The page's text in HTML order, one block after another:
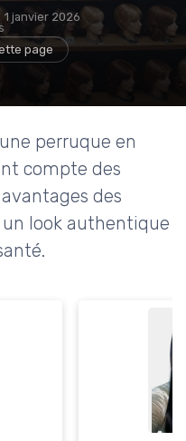
1 janvier 2026
page
perruque en
compte des
des
look authentique